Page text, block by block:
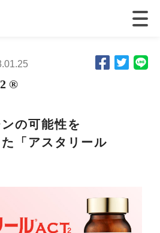
®
の可能性を
「アスタリール